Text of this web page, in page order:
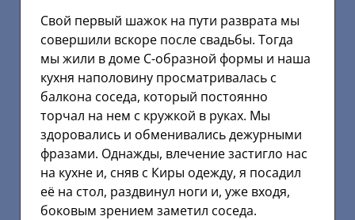
Свой первый шажок на пути разврата мы
совершили вскоре после свадьбы. Тогда
мы жили в доме С-образной формы и наша
кухня наполовину просматривалась с
балкона соседа, который постоянно
торчал на нем с кружкой в руках. Мы
здоровались и обменивались дежурными
фразами. Однажды, влечение застигло нас
на кухне и, сняв с Киры одежду, я посадил
её на стол, раздвинул ноги и, уже входя,
боковым зрением заметил соседа.